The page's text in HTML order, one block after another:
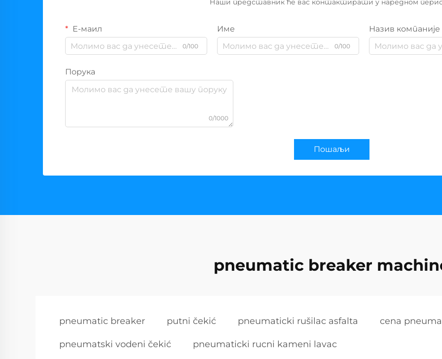
Наши представник ће вас контактирати у наредном
Е-маил
0/100
Име
0/100
Назив компаније
Порука
0/1000
Пошаљи
pneumatic breaker
pneumatic breaker putni čekić pneumaticki rušilac asfalta cena
pneumatski vodeni čekić pneumaticki rucni kameni lavac